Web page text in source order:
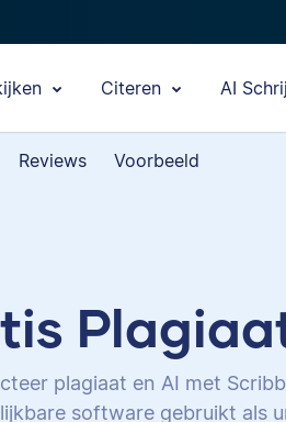
Citeren AI
Reviews Voorbeeld
plagiaat en AI met
software gebruikt als